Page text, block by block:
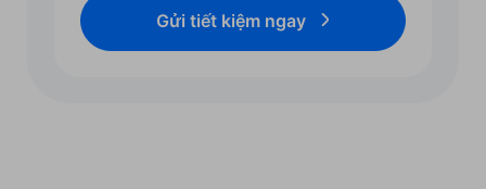
Gửi tiết kiệm ngay